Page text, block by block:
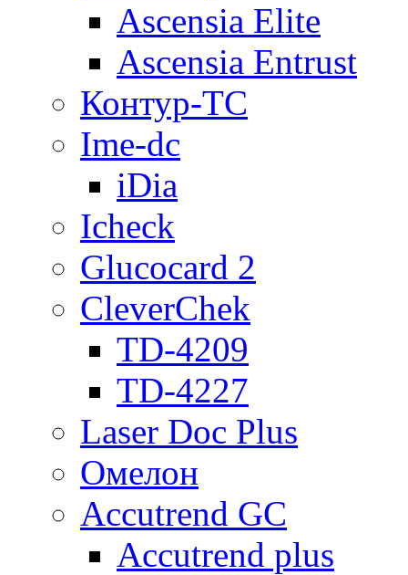
Ascensia Elite
Ascensia Entrust
Контур-ТС
Ime-dc
iDia
Icheck
Glucocard 2
CleverChek
TD-4209
TD-4227
Laser Doc Plus
Омелон
Accutrend GC
Accutrend plus